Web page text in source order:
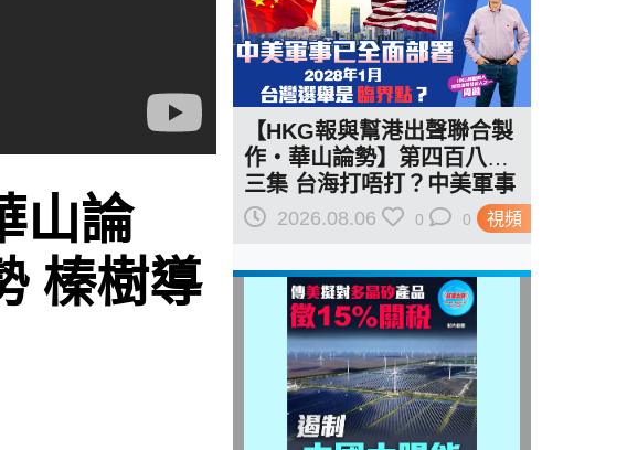
山論
榛樹導
視頻
【HKG報與幫港出聲聯合製
作‧華山論勢】第四百八十
三集 台海打唔打？中美軍事
已全面部署 2028年1月台灣
2026.08.06 0 0